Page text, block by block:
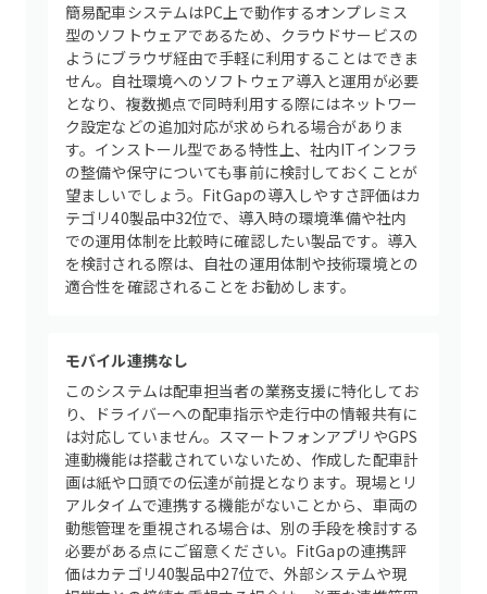
簡易配車システムはPC上で動作するオンプレミス
型のソフトウェアであるため、クラウドサービスの
ようにブラウザ経由で手軽に利用することはできま
せん。自社環境へのソフトウェア導入と運用が必要
となり、複数拠点で同時利用する際にはネットワー
ク設定などの追加対応が求められる場合がありま
す。インストール型である特性上、社内ITインフラ
の整備や保守についても事前に検討しておくことが
望ましいでしょう。FitGapの導入しやすさ評価はカ
テゴリ40製品中32位で、導入時の環境準備や社内
での運用体制を比較時に確認したい製品です。導入
を検討される際は、自社の運用体制や技術環境との
適合性を確認されることをお勧めします。
モバイル連携なし
このシステムは配車担当者の業務支援に特化してお
り、ドライバーへの配車指示や走行中の情報共有に
は対応していません。スマートフォンアプリやGPS
連動機能は搭載されていないため、作成した配車計
画は紙や口頭での伝達が前提となります。現場とリ
アルタイムで連携する機能がないことから、車両の
動態管理を重視される場合は、別の手段を検討する
必要がある点にご留意ください。FitGapの連携評
価はカテゴリ40製品中27位で、外部システムや現